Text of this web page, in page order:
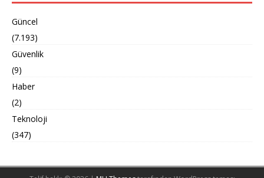
Güncel
(7.193)
Güvenlik
(9)
Haber
(2)
Teknoloji
(347)